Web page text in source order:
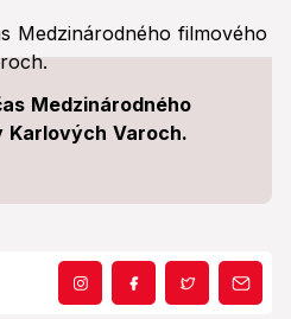
Medzinárodného
Varoch.